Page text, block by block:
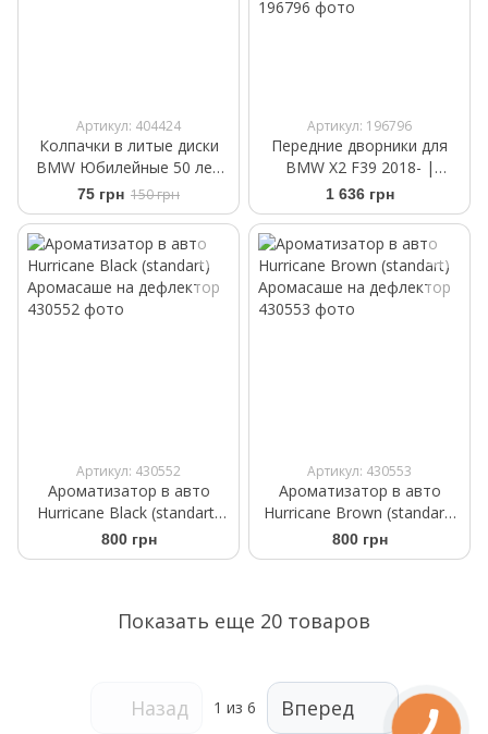
Артикул: 404424
Колпачки в литые диски
BMW Юбилейные 50 лет
Motorsport надпись для G
series 52-56мм
75 грн 150 грн
Артикул: 196796
Передние дворники для
BMW X2 F39 2018- |
Щетки стеклоочистителя
бескаркасные Bosch
1 636 грн
Артикул: 430552
Ароматизатор в авто
Hurricane Black (standart)
Аромасаше на дефлектор
800 грн
Артикул: 430553
Ароматизатор в авто
Hurricane Brown (standart)
Аромасаше на дефлектор
800 грн
Показать еще 20 товаров
Назад 1 из 6 Вперед